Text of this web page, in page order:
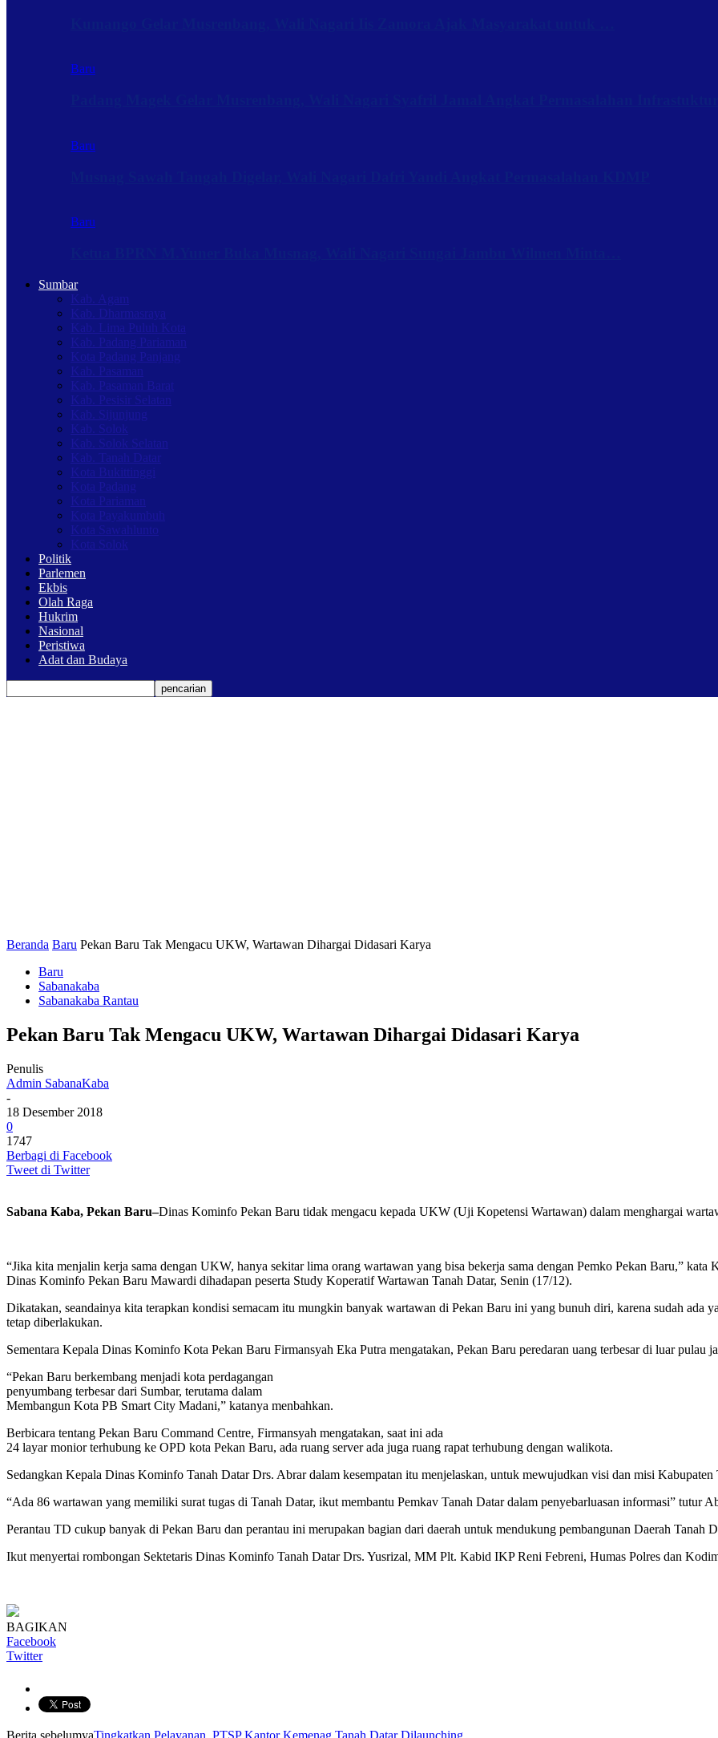
Baru
Baru
Baru
Sumbar
Kab. Agam
Kab. Dharmasraya
Kab. Lima Puluh Kota
Kab. Padang Pariaman
Kota Padang Panjang
Kab. Pasaman
Kab. Pasaman Barat
Kab. Pesisir Selatan
Kab. Sijunjung
Kab. Solok
Kab. Solok Selatan
Kab. Tanah Datar
Kota Bukittinggi
Kota Padang
Kota Pariaman
Kota Payakumbuh
Kota Sawahlunto
Kota Solok
Politik
Parlemen
Ekbis
Olah Raga
Hukrim
Nasional
Peristiwa
Adat dan Budaya
Beranda Baru Pekan Baru Tak Mengacu UKW, Wartawan Dihargai Didasari Karya
Baru
Sabanakaba
Sabanakaba Rantau
Pekan Baru Tak Mengacu UKW, Wartawan Dihargai Didasari Karya
Penulis
Admin SabanaKaba
-
18 Desember 2018
0
1747
Berbagi di Facebook
Tweet di Twitter
Sabana Kaba, Pekan Baru–Dinas Kominfo Pekan Baru tidak mengacu kepada UKW (Uji Kopetensi Wartawan) dalam menghargai
“Jika kita menjalin kerja sama dengan UKW, hanya sekitar lima orang wartawan yang bisa bekerja sama dengan Pemko Pekan Baru,”
Dinas Kominfo Pekan Baru Mawardi dihadapan peserta Study Koperatif Wartawan Tanah Datar, Senin (17/12).
Dikatakan, seandainya kita terapkan kondisi semacam itu mungkin banyak wartawan di Pekan Baru ini yang bunuh diri, karena sudah ada
tetap diberlakukan.
Sementara Kepala Dinas Kominfo Kota Pekan Baru Firmansyah Eka Putra mengatakan, Pekan Baru peredaran uang terbesar di luar pulau
“Pekan Baru berkembang menjadi kota perdagangan
penyumbang terbesar dari Sumbar, terutama dalam
Membangun Kota PB Smart City Madani,” katanya menbahkan.
Berbicara tentang Pekan Baru Command Centre, Firmansyah mengatakan, saat ini ada
24 layar monior terhubung ke OPD kota Pekan Baru, ada ruang server ada juga ruang rapat terhubung dengan walikota.
Sedangkan Kepala Dinas Kominfo Tanah Datar Drs. Abrar dalam kesempatan itu menjelaskan, untuk mewujudkan visi dan misi Kabupaten
“Ada 86 wartawan yang memiliki surat tugas di Tanah Datar, ikut membantu Pemkav Tanah Datar dalam penyebarluasan informasi” tutur
Perantau TD cukup banyak di Pekan Baru dan perantau ini merupakan bagian dari daerah untuk mendukung pembangunan Daerah Tanah
Ikut menyertai rombongan Sektetaris Dinas Kominfo Tanah Datar Drs. Yusrizal, MM Plt. Kabid IKP Reni Febreni, Humas Polres dan
BAGIKAN
Facebook
Twitter
Berita sebelumyaTingkatkan Pelayanan, PTSP Kantor Kemenag Tanah Datar Dilaunching